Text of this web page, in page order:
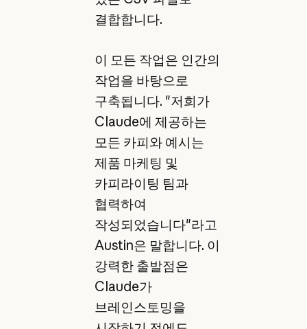
결합합니다.
이 모든 작업은 인간의
작업을 바탕으로
구축됩니다. "저희가
Claude에 제공하는
모든 카피와 예시는
제품 마케팅 및
카피라이팅 팀과
협력하여
작성되었습니다"라고
Austin은 말합니다. 이
강력한 출발점은
Claude가
브레인스토밍을